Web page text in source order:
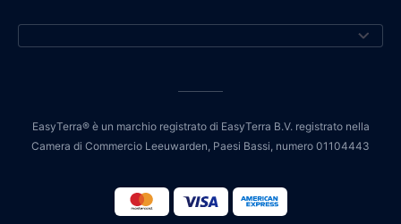
EasyTerra® è un marchio registrato di EasyTerra B.V. registrato nella
Camera di Commercio Leeuwarden, Paesi Bassi, numero 01104443